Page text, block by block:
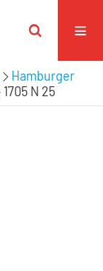
Hamburger
1705 N 25